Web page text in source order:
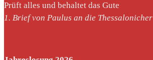
Prüft alles und behaltet das Gute
1. Brief von Paulus an die Thessalonicher